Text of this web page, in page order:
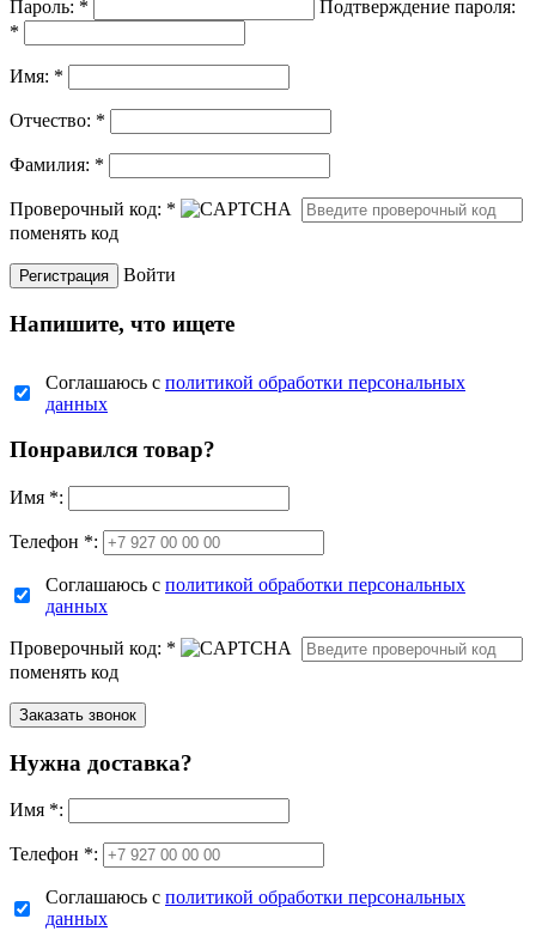
Пароль: *
Подтверждение пароля:
*
Имя: *
Отчество: *
Фамилия: *
Проверочный код: *
поменять код
Войти
Напишите, что ищете
Соглашаюсь с политикой обработки персональных
данных
Понравился товар?
Имя *:
Телефон *:
Соглашаюсь с политикой обработки персональных
данных
Проверочный код: *
поменять код
Нужна доставка?
Имя *:
Телефон *:
Соглашаюсь с политикой обработки персональных
данных